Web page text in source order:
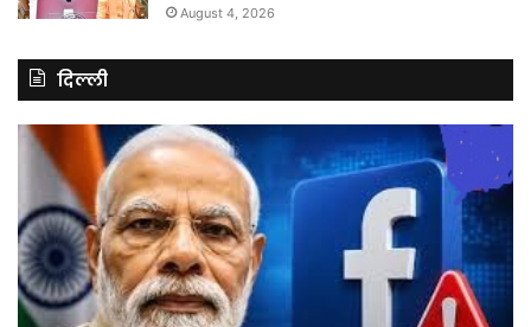
August 4, 2026
दिल्ली